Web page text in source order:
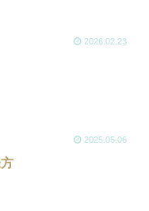
2026.02.23
2025.05.06